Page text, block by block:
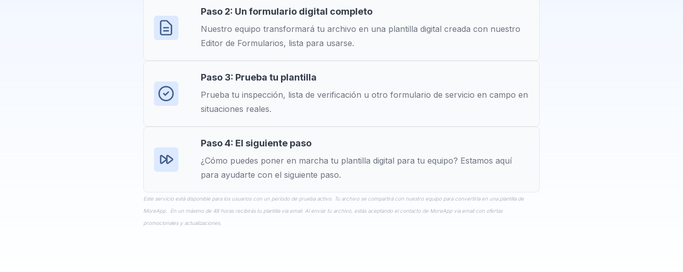
Paso 2: Un formulario digital completo
Nuestro equipo transformará tu archivo en una plantilla digital creada con nuestro
Editor de Formularios, lista para usarse.
Paso 3: Prueba tu plantilla
Prueba tu inspección, lista de verificación u otro formulario de servicio en campo en
situaciones reales.
Paso 4: El siguiente paso
¿Cómo puedes poner en marcha tu plantilla digital para tu equipo? Estamos aquí
para ayudarte con el siguiente paso.
Este servicio está disponible para los usuarios con un período de prueba activo. Tu archivo se compartirá con nuestro equipo para convertirla en una plantilla de
MoreApp. En un máximo de 48 horas recibirás tu plantilla via email. Al enviar tu archivo, estás aceptando el contacto de MoreApp via email con ofertas
promocionales y actualizaciones.